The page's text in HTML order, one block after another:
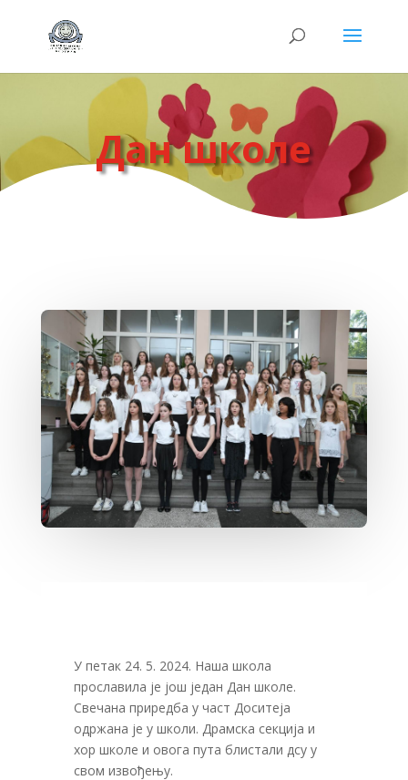
Дан школе
У петак 24. 5. 2024. Наша школа
прославила је још један Дан школе.
Свечана приредба у част Доситеја
одржана је у школи. Драмска секција и
хор школе и овога пута блистали дсу у
свом извођењу.